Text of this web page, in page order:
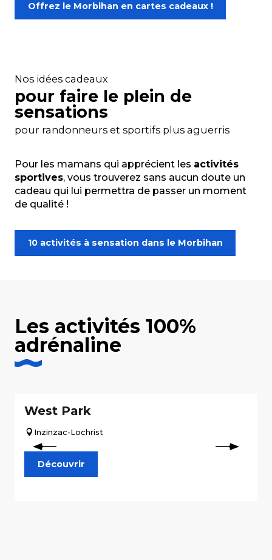
Offrez le Morbihan en cartes cadeaux !
Nos idées cadeaux
pour faire le plein de
sensations
pour randonneurs et sportifs plus aguerris
Pour les mamans qui apprécient les activités
sportives, vous trouverez sans aucun doute un
cadeau qui lui permettra de passer un moment
de qualité !
10 activités à sensation dans le Morbihan
Les activités 100%
adrénaline
West Park
Inzinzac-Lochrist
Découvrir